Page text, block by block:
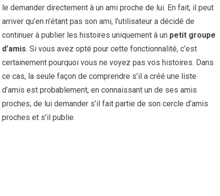
le demander directement à un ami proche de lui. En fait, il peut
arriver qu’en n’étant pas son ami, l’utilisateur a décidé de
continuer à publier les histoires uniquement à un petit groupe
d’amis. Si vous avez opté pour cette fonctionnalité, c’est
certainement pourquoi vous ne voyez pas vos histoires. Dans
ce cas, la seule façon de comprendre s’il a créé une liste
d’amis est probablement, en connaissant un de ses amis
proches, de lui demander s’il fait partie de son cercle d’amis
proches et s’il publie.